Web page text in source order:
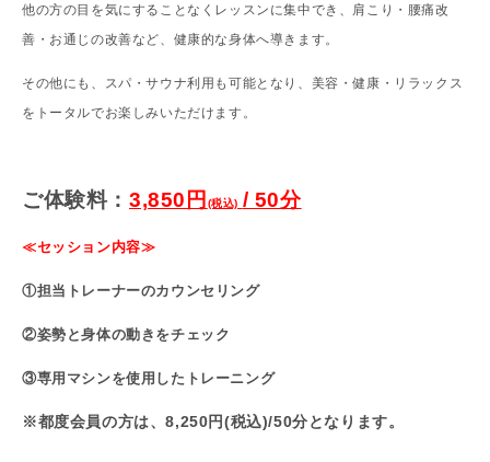
他の方の目を気にすることなくレッスンに集中でき、肩こり・腰痛改
善・お通じの改善など、健康的な身体へ導きます。
その他にも、スパ・サウナ利用も可能となり、 美容・健康・リラックス
をトータルでお楽しみいただけます。
ご体験料： 3,850円 (税込) / 50分
≪セッション内容≫
①担当トレーナーのカウンセリング
②姿勢と身体の動きをチェック
③専用マシンを使用したトレーニング
※都度会員の方は、8,250円(税込)/50分となります。